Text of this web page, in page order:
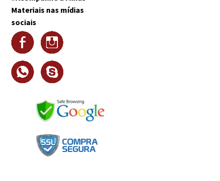
Materiais nas mídias
sociais